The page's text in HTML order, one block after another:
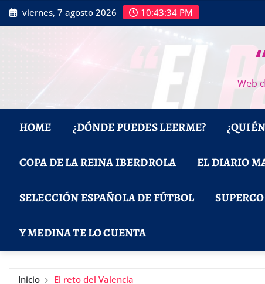
Saltar
al
viernes, 7 agosto 2026 10:43:35 PM
Web
HOME ¿DÓNDE PUEDES LEERME?
COPA DE LA REINA IBERDROLA EL DIARIO
SELECCIÓN ESPAÑOLA DE FÚTBOL
Y MEDINA TE LO CUENTA
Inicio El reto del Valencia